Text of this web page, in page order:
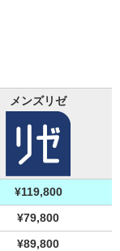
メンズリゼ
¥119,800
¥79,800
¥89,800